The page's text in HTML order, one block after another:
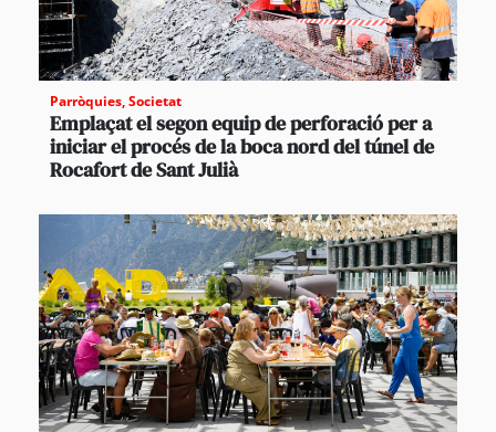
Parròquies,Societat
Emplaçat el segon equip de perforació per a
iniciar el procés de la boca nord del túnel de
Rocafort de Sant Julià